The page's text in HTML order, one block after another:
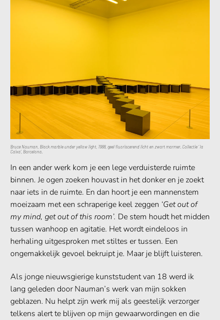
Bruce Nauman, Black marble under yellow light, 1988, geel fluoriscerend licht en zwart marmer. Collectie ‘ la
Caixa’, Barcelona.
In een ander werk kom je een lege verduisterde ruimte
binnen. Je ogen zoeken houvast in het donker en je zoekt
naar iets in de ruimte. En dan hoort je een mannenstem
moeizaam met een schraperige keel zeggen ‘Get out of
my mind, get out of this room’. De stem houdt het midden
tussen wanhoop en agitatie. Het wordt eindeloos in
herhaling uitgesproken met stiltes er tussen. Een
ongemakkelijk gevoel bekruipt je. Maar je blijft luisteren.
Als jonge nieuwsgierige kunststudent van 18 werd ik
lang geleden door Nauman’s werk van mijn sokken
geblazen. Nu helpt zijn werk mij als geestelijk verzorger
telkens alert te blijven op mijn gewaarwordingen en die